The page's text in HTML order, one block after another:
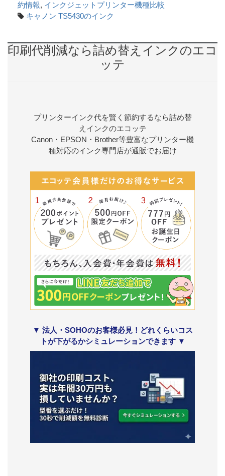
約情報, インクジェットプリンター機種比較
キャノン TS5430のインク
印刷代削減なら詰め替えインクのエコ
ッテ
プリンターインク代を賢く節約するなら詰め替
えインクのエコッテ
Canon・EPSON・Brother等豊富なプリンター機
種対応のインク専門店が通販でお届け
▼ 法人・SOHOのお客様必見！どれくらいコス
トが下がるかシミュレーションできます ▼